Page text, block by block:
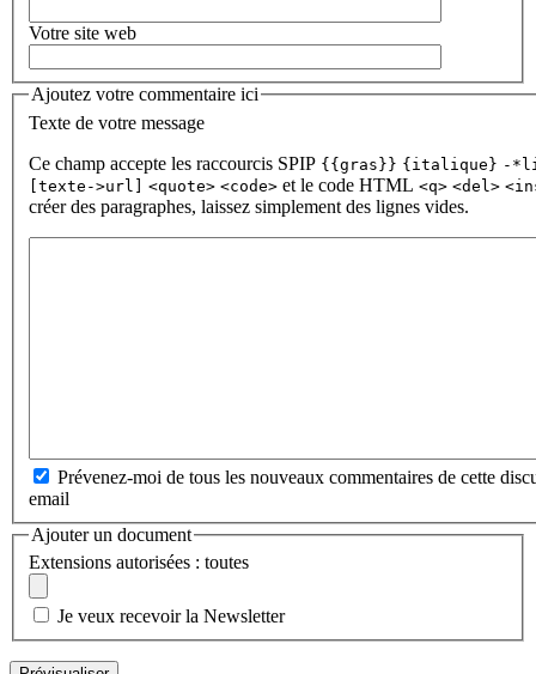
Votre site web
Ajoutez votre commentaire ici
Texte de votre message
Ce champ accepte les raccourcis SPIP {{gras}} {italique} -
[texte->url] <quote> <code> et le code HTML <q> <del>
créer des paragraphes, laissez simplement des lignes vides.
Prévenez-moi de tous les nouveaux commentaires de cette
email
Ajouter un document
Extensions autorisées : toutes
Je veux recevoir la Newsletter